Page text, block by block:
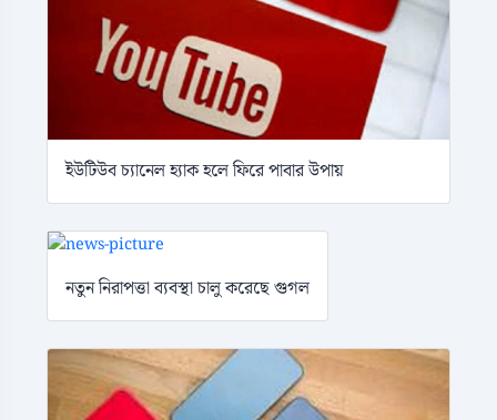
ইউটিউব চ্যানেল হ্যাক হলে ফিরে পাবার উপায়
নতুন নিরাপত্তা ব্যবস্থা চালু করেছে গুগল